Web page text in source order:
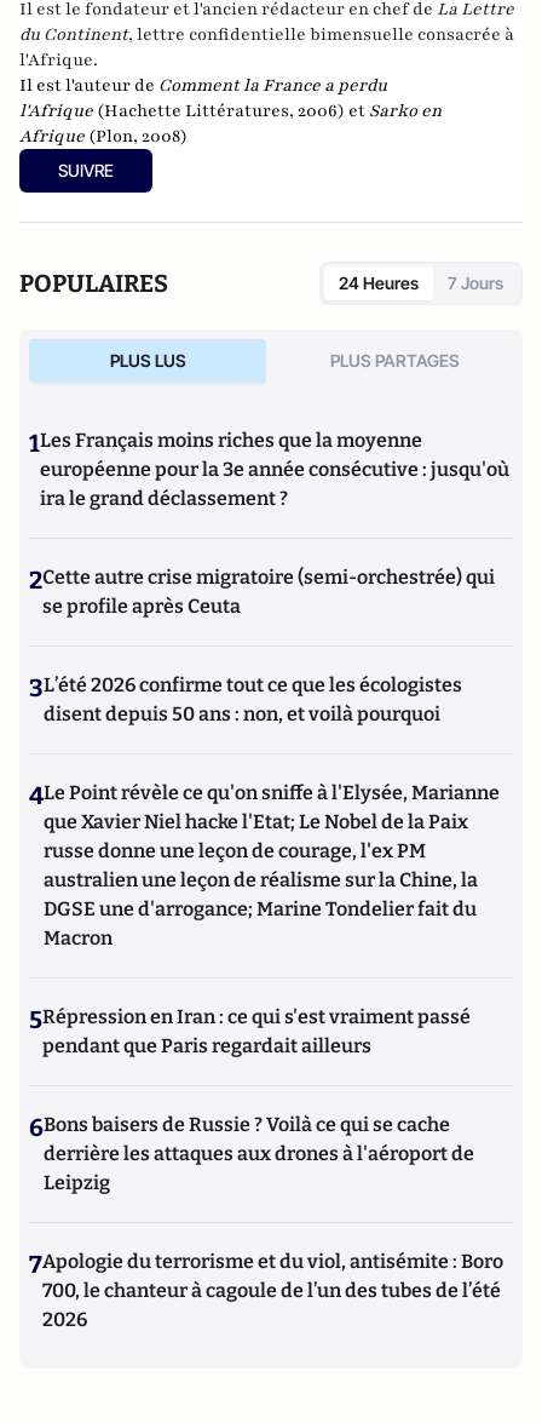
Il est le fondateur et l'ancien rédacteur en chef de La Lettre
du Continent, lettre confidentielle bimensuelle consacrée à
l'Afrique.
Il est l'auteur de Comment la France a perdu
l'Afrique (Hachette Littératures, 2006) et Sarko en
Afrique (Plon, 2008)
SUIVRE
POPULAIRES 24 Heures 7 Jours
PLUS LUS PLUS PARTAGES
1Les Français moins riches que la moyenne
européenne pour la 3e année consécutive : jusqu'où
ira le grand déclassement ?
2Cette autre crise migratoire (semi-orchestrée) qui
se profile après Ceuta
3L’été 2026 confirme tout ce que les écologistes
disent depuis 50 ans : non, et voilà pourquoi
4Le Point révèle ce qu'on sniffe à l'Elysée, Marianne
que Xavier Niel hacke l'Etat; Le Nobel de la Paix
russe donne une leçon de courage, l'ex PM
australien une leçon de réalisme sur la Chine, la
DGSE une d'arrogance; Marine Tondelier fait du
Macron
5Répression en Iran : ce qui s'est vraiment passé
pendant que Paris regardait ailleurs
6Bons baisers de Russie ? Voilà ce qui se cache
derrière les attaques aux drones à l'aéroport de
Leipzig
7Apologie du terrorisme et du viol, antisémite : Boro
700, le chanteur à cagoule de l’un des tubes de l’été
2026